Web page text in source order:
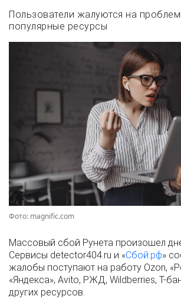
Пользователи жалуются на
популярные ресурсы
Фото: magnific.com
Массовый сбой Рунета произошел
Сервисы detector404.ru и «Сбой.рф»
жалобы поступают на работу Ozon,
«Яндекса», Avito, РЖД, Wildberries, Т-
других ресурсов.